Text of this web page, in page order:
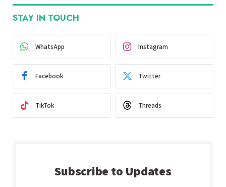
STAY IN TOUCH
WhatsApp Instagram
Facebook Twitter
TikTok Threads
Subscribe to Updates